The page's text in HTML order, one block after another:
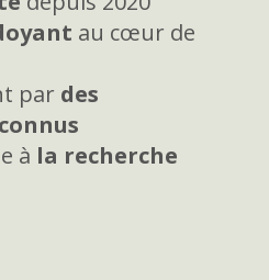
au cœur de
par des
à la recherche